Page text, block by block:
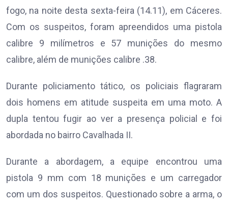
fogo, na noite desta sexta-feira (14.11), em Cáceres.
Com os suspeitos, foram apreendidos uma pistola
calibre 9 milímetros e 57 munições do mesmo
calibre, além de munições calibre .38.
Durante policiamento tático, os policiais flagraram
dois homens em atitude suspeita em uma moto. A
dupla tentou fugir ao ver a presença policial e foi
abordada no bairro Cavalhada II.
Durante a abordagem, a equipe encontrou uma
pistola 9 mm com 18 munições e um carregador
com um dos suspeitos. Questionado sobre a arma, o